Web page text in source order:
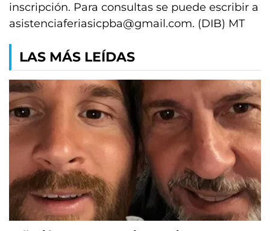
inscripción. Para consultas se puede escribir a
asistenciaferiasicpba@gmail.com. (DIB) MT
LAS MÁS LEÍDAS